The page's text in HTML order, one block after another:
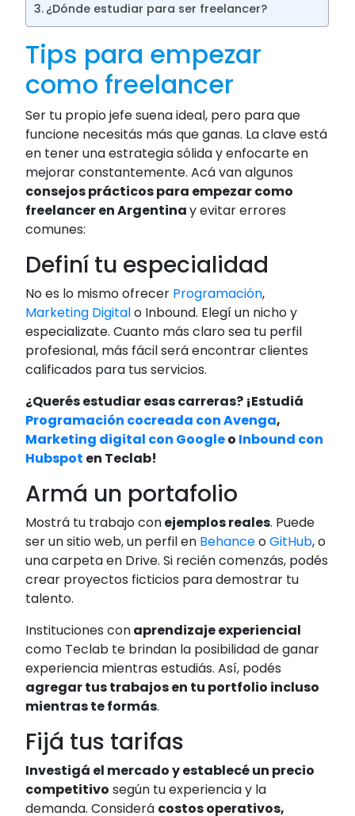
¿Dónde estudiar para ser freelancer?
Tips para empezar
como freelancer
Ser tu propio jefe suena ideal, pero para que
funcione necesitás más que ganas. La clave está
en tener una estrategia sólida y enfocarte en
mejorar constantemente. Acá van algunos
consejos prácticos para empezar como
freelancer en Argentinay evitar errores
comunes:
Definí tu especialidad
No es lo mismo ofrecer Programación,
Marketing Digitalo Inbound. Elegí un nicho y
especializate. Cuanto más claro sea tu perfil
profesional, más fácil será encontrar clientes
calificados para tus servicios.
¿Querés estudiar esas carreras? ¡Estudiá
Programación cocreada con Avenga,
Marketing digital con Googleo Inbound con
Hubspot en Teclab!
Armá un portafolio
Mostrá tu trabajo conejemplos reales. Puede
ser un sitio web, un perfil en BehanceoGitHub, o
una carpeta en Drive. Si recién comenzás, podés
crear proyectos ficticios para demostrar tu
talento.
Instituciones conaprendizaje experiencial
como Teclab te brindan la posibilidad de ganar
experiencia mientras estudiás. Así, podés
agregar tus trabajos en tu portfolio incluso
mientras te formás.
Fijá tus tarifas
Investigá el mercado y establecé un precio
competitivo según tu experiencia y la
demanda. Considerá costos operativos,